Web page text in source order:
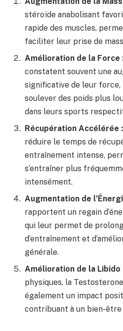
stéroïde anabolisant
rapide des muscles,
faciliter leur prise de
Amélioration de la Force
constatent souvent une
significative de leur
soulever des poids plus
dans leurs sports
Récupération Accélérée :
réduire le temps de
entraînement intense,
s’entraîner plus
intensément.
Augmentation de
rapportent un regain
qui leur permet de
d’entraînement et
générale.
Amélioration de la Libido
physiques, la
également un impact
contribuant à un bien-